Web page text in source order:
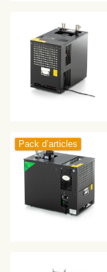
Pack d’articles